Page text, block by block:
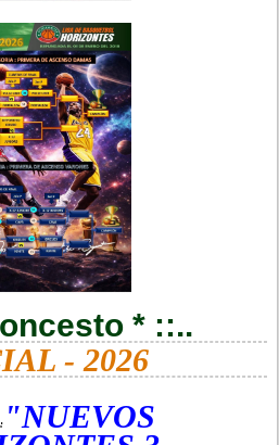
* ::..
- 2026
"NUEVOS